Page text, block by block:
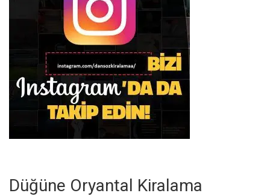
Düğüne Oryantal Kiralama